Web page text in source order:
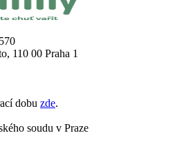
110 00 Praha 1
dobu zde.
soudu v Praze